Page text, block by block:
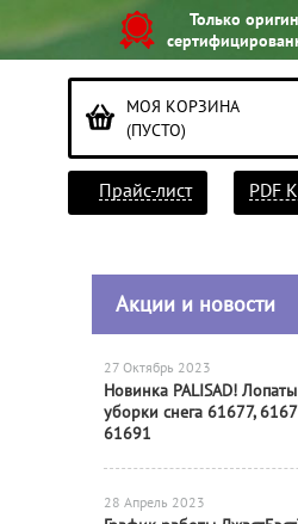
Только
МОЯ КОРЗИНА
(ПУСТО)
Прайс-лист PDF
Акции и новости
27 Октябрь 2023
Новинка PALISAD!
уборки снега 61677,
61691
28 Апрель 2023